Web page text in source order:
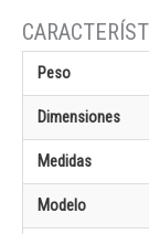
Peso
Dimensiones
Medidas
Modelo